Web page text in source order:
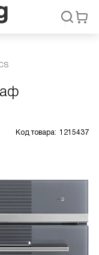
Код товара: 1215437